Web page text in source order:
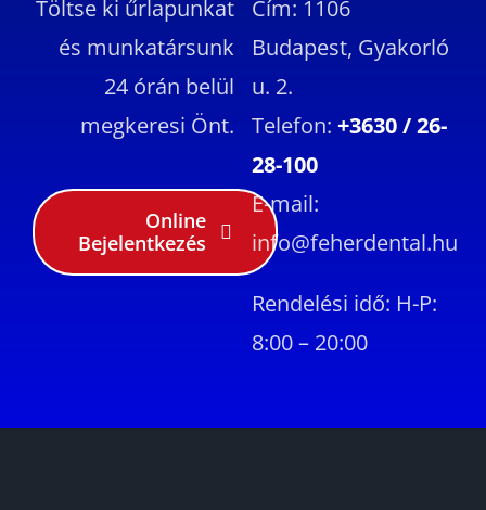
Töltse ki űrlapunkat
és munkatársunk
24 órán belül
megkeresi Önt.
Online
Bejelentkezés
Cím: 1106
Budapest, Gyakorló
u. 2.
Telefon: +3630 / 26-
28-100
E-mail:
info@feherdental.hu
Rendelési idő: H-P:
8:00 – 20:00